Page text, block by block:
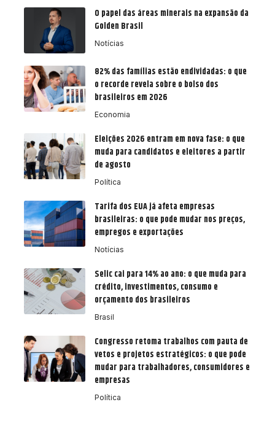
O papel das áreas minerais na expansão da
Golden Brasil
Notícias
82% das famílias estão endividadas: o que
o recorde revela sobre o bolso dos
brasileiros em 2026
Economia
Eleições 2026 entram em nova fase: o que
muda para candidatos e eleitores a partir
de agosto
Política
Tarifa dos EUA já afeta empresas
brasileiras: o que pode mudar nos preços,
empregos e exportações
Notícias
Selic cai para 14% ao ano: o que muda para
crédito, investimentos, consumo e
orçamento dos brasileiros
Brasil
Congresso retoma trabalhos com pauta de
vetos e projetos estratégicos: o que pode
mudar para trabalhadores, consumidores e
empresas
Política